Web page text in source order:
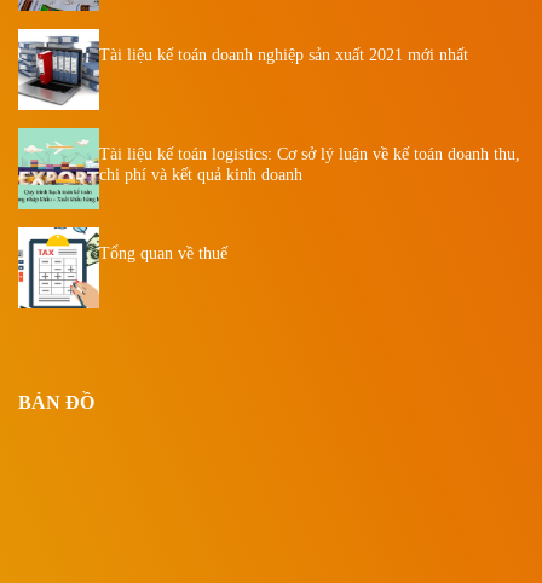
Tài liệu kế toán doanh nghiệp sản xuất 2021 mới nhất
Tài liệu kế toán logistics: Cơ sở lý luận về kế toán doanh thu,
chi phí và kết quả kinh doanh
Tổng quan về thuế
BẢN ĐỒ